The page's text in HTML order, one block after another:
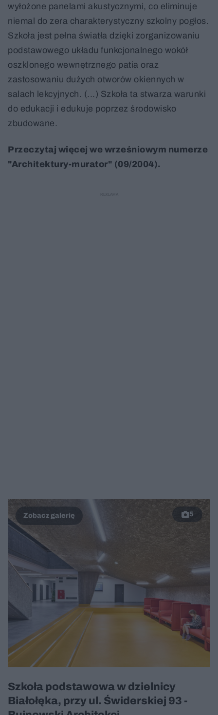
wyłożone panelami akustycznymi, co eliminuje
niemal do zera charakterystyczny szkolny pogłos.
Szkoła jest pełna światła dzięki zorganizowaniu
podstawowego układu funkcjonalnego wokół
oszklonego wewnętrznego patia oraz
zastosowaniu dużych otworów okiennych w
salach lekcyjnych. (...) Szkoła ta stwarza warunki
do edukacji i edukuje poprzez środowisko
zbudowane.
Przeczytaj więcej we wrześniowym numerze
"Architektury-murator" (09/2004).
5
Szkoła podstawowa w dzielnicy
Białołęka, przy ul. Świderskiej 93 -